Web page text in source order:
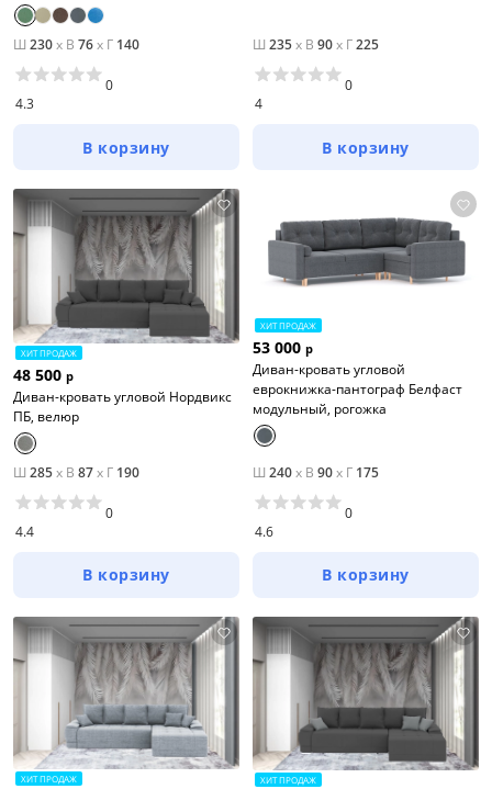
Ш 230x В 76x Г 140
4.3
0
В корзину
Ш 235x В 90x Г225
4
0
В корзину
ХИТ ПРОДАЖ
48 500 р
Диван-кровать угловой Нордвикс
ПБ, велюр
Ш 285x В 87x Г 190
4.4
0
В корзину
ХИТ ПРОДАЖ
53 000 р
Диван-кровать угловой
еврокнижка-пантограф Белфаст
модульный, рогожка
Ш 240x В 90x Г 175
4.6
0
В корзину
ХИТ ПРОДАЖ ХИТ ПРОДАЖ